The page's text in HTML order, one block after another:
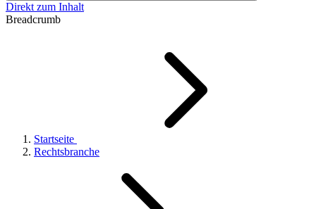
Direkt zum Inhalt
Breadcrumb
Startseite
Rechtsbranche